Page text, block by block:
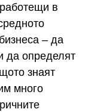
в
– да
да определят
знаят
много